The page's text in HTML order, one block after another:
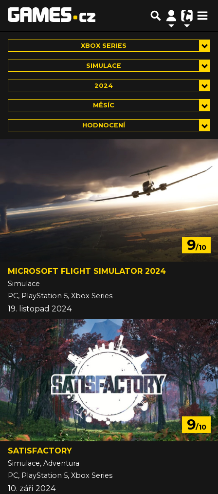
XBOX SERIES
SIMULACE
2024
MĚSÍC
HODNOCENÍ
9/10
MICROSOFT FLIGHT SIMULATOR 2024
Simulace
PC, PlayStation 5, Xbox Series
19. listopad 2024
9/10
SATISFACTORY
Simulace, Adventura
PC, PlayStation 5, Xbox Series
10. září 2024